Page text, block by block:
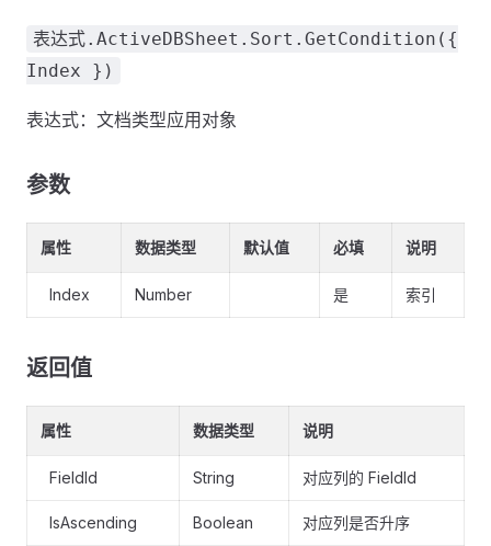
表达式.ActiveDBSheet.Sort.GetCondition({
Index })
表达式：文档类型应用对象
参数
属性 数据类型 默认值 必填 说明
Index Number 是 索引
返回值
属性 数据类型 说明
FieldId String 对应列的 FieldId
IsAscending Boolean 对应列是否升序